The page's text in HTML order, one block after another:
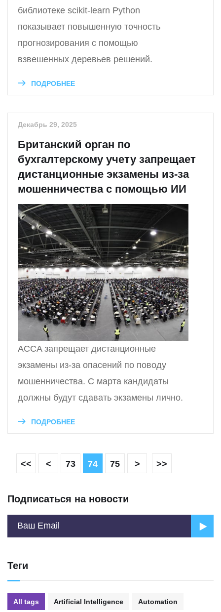
библиотеке scikit-learn Python
показывает повышенную точность
прогнозирования с помощью
взвешенных деревьев решений.
ПОДРОБНЕЕ
Декабрь 29, 2025
Британский орган по
бухгалтерскому учету запрещает
дистанционные экзамены из-за
мошенничества с помощью ИИ
ACCA запрещает дистанционные
экзамены из-за опасений по поводу
мошенничества. С марта кандидаты
должны будут сдавать экзамены лично.
ПОДРОБНЕЕ
<< < 73 74 75 > >>
Подписаться на новости
Теги
All tags Artificial Intelligence Automation